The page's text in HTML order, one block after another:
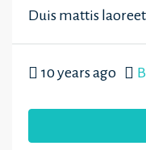
Duis mattis
10 years ago